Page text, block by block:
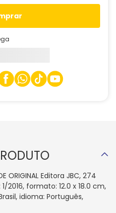
ORIGINAL Editora JBC, 274
formato: 12.0 x 18.0 cm,
idioma: Português,